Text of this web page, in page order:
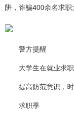
阱，诈骗400余名求职
警方提醒
大学生在就业求
提高防范意识，
求职季